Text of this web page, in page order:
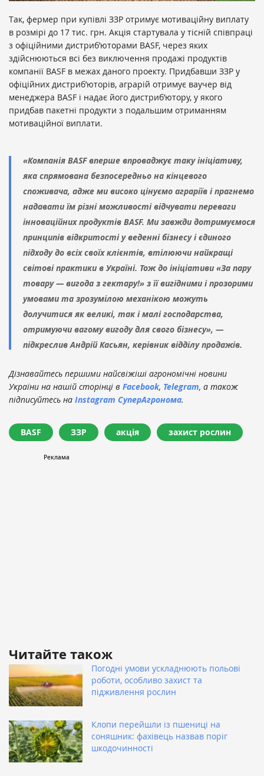
Так, фермер при купівлі ЗЗР отримує мотиваційну виплату
в розмірі до 17 тис. грн. Акція стартувала у тісній співпраці
з офіційними дистриб’юторами BASF, через яких
здійснюються всі без виключення продажі продуктів
компанії BASF в межах даного проекту. Придбавши ЗЗР у
офіційних дистриб’юторів, аграрій отримує ваучер від
менеджера BASF і надає його дистриб’ютору, у якого
придбав пакетні продукти з подальшим отриманням
мотиваційної виплати.
«Компанія BASF вперше впроваджує таку ініціативу,
яка спрямована безпосередньо на кінцевого
споживача, адже ми високо цінуємо аграріїв і прагнемо
надавати їм різні можливості відчувати переваги
інноваційних продуктів BASF. Ми завжди дотримуємося
принципів відкритості у веденні бізнесу і єдиного
підходу до всіх своїх клієнтів, втілюючи найкращі
світові практики в Україні. Тож до ініціативи «За пару
товару — вигода з гектару!» з її вигідними і прозорими
умовами та зрозумілою механікою можуть
долучитися як великі, так і малі господарства,
отримуючи вагому вигоду для свого бізнесу», —
підкреслив Андрій Касьян, керівник відділу продажів.
Дізнавайтесь першими найсвіжіші агрономічні новини
України на нашій сторінці в Facebook, Telegram, а також
підписуйтесь на Instagram СуперАгронома.
BASF ЗЗР акція захист рослин
Читайте також
Погодні умови ускладнюють польові
роботи, особливо захист та
підживлення рослин
Клопи перейшли із пшениці на
соняшник: фахівець назвав поріг
шкодочинності